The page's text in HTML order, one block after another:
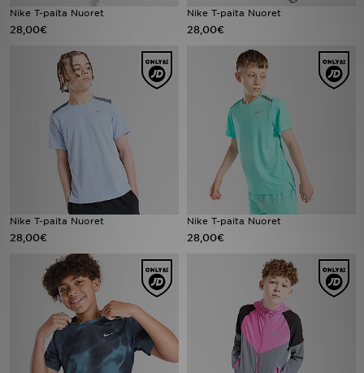
Nike T-paita Nuoret
28,00€
Nike T-paita Nuoret
28,00€
Nike T-paita Nuoret
28,00€
Nike T-paita Nuoret
28,00€
Lataa JD-sovellus
Minun JD
Minun viestini
Asiakaspalvelu ja tietoa